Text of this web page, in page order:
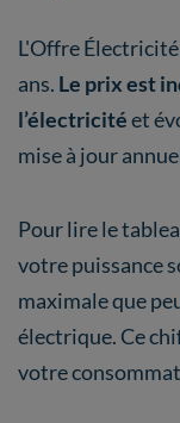
L'Offre
ans. Le prix est
l’électricitéet
mise à jour
Pour lire le
votre puissance
maximale que
électrique. Ce
votre